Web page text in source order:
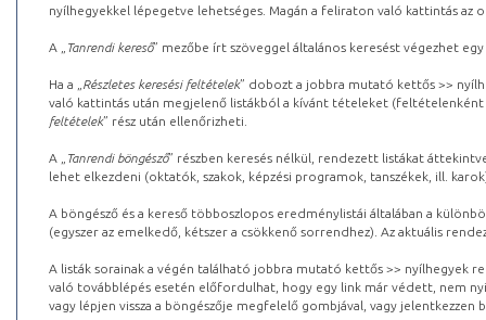
nyílhegyekkel lépegetve lehetséges. Magán a feliraton való kattintás az
A „ Tanrendi kereső” mezőbe írt szöveggel általános keresést végezhet
Ha a „ Részletes keresési feltételek” dobozt a jobbra mutató kettős >>
való kattintás után megjelenő listákból a kívánt tételeket (feltételenként
feltételek” rész után ellenőrizheti.
A „ Tanrendi böngésző” részben keresés nélkül, rendezett listákat
lehet elkezdeni (oktatók, szakok, képzési programok, tanszékek, ill.
A böngésző és a kereső többoszlopos eredménylistái általában a
(egyszer az emelkedő, kétszer a csökkenő sorrendhez). Az aktuális
A listák sorainak a végén található jobbra mutató kettős >> nyílhegyek
való továbblépés esetén előfordulhat, hogy egy link már védett, nem
vagy lépjen vissza a böngészője megfelelő gombjával, vagy